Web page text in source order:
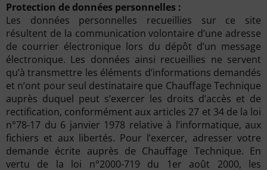
Protection de données personnelles :
Les données personnelles recueillies sur ce site
résultent de la communication volontaire d’une adresse
de courrier électronique lors du dépôt d’un message
électronique. Les données ainsi recueillies ne servent
qu’à transmettre les éléments d’informations demandés
et n’ont pour seul destinataire que Chauffage Technique
auprès duquel peut s’exercer les droits d’accès et de
rectification, conformément aux articles 27 et 34 de la loi
n°78-17 du 6 janvier 1978 relative à l’informatique, aux
fichiers et aux libertés. Pour l’exercer, adresser votre
demande écrite auprès de Chauffage Technique. En
vertu de la loi n°2000-719 du 1er août 2000, les